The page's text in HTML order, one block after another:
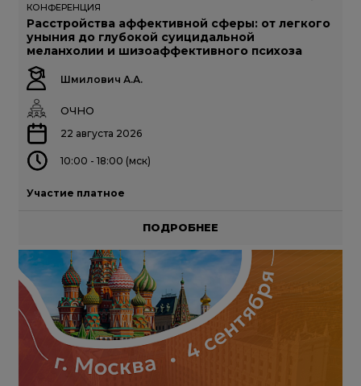
КОНФЕРЕНЦИЯ
Расстройства аффективной сферы: от легкого
уныния до глубокой суицидальной
меланхолии и шизоаффективного психоза
Шмилович А.А.
ОЧНО
22 августа 2026
10:00 - 18:00 (мск)
Участие платное
ПОДРОБНЕЕ